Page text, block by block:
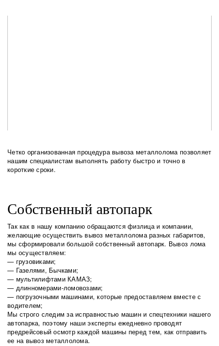
Четко организованная процедура вывоза металлолома позволяет
нашим специалистам выполнять работу быстро и точно в
короткие сроки.
Собственный автопарк
Так как в нашу компанию обращаются физлица и компании,
желающие осуществить вывоз металлолома разных габаритов,
мы сформировали большой собственный автопарк. Вывоз лома
мы осуществляем:
— грузовиками;
— Газелями, Бычками;
— мультилифтами КАМАЗ;
— длинномерами-ломовозами;
— погрузочными машинами, которые предоставляем вместе с
водителем;
Мы строго следим за исправностью машин и спецтехники нашего
автопарка, поэтому наши эксперты ежедневно проводят
предрейсовый осмотр каждой машины перед тем, как отправить
ее на вывоз металлолома.